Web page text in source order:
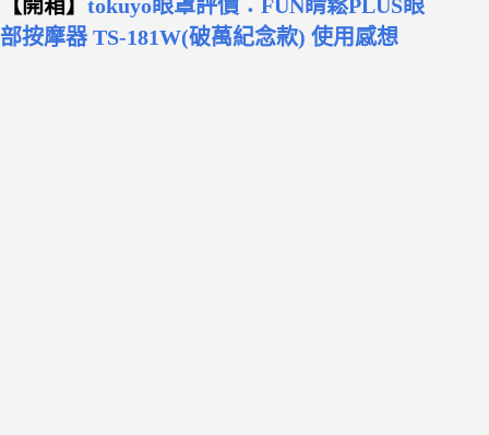
【開箱】 tokuyo眼罩評價：FUN睛鬆PLUS眼
部按摩器 TS-181W(破萬紀念款) 使用感想